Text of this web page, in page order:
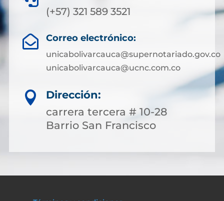
(+57) 321 589 3521
 Correo electrónico:
unicabolivarcauca@supernotariado.gov.co
unicabolivarcauca@ucnc.com.co

Dirección:
carrera tercera # 10-28
Barrio San Francisco